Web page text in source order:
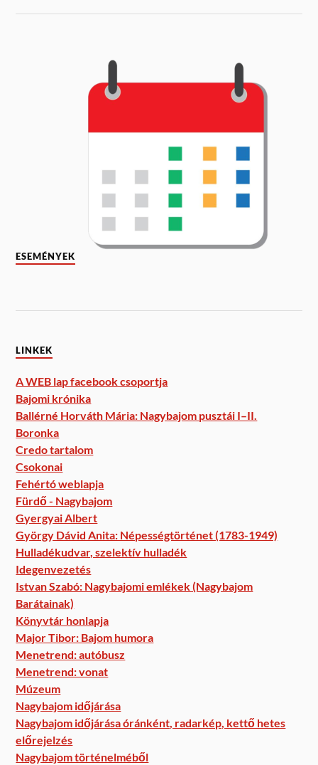
ESEMÉNYEK
LINKEK
A WEB lap facebook csoportja
Bajomi krónika
Ballérné Horváth Mária: Nagybajom pusztái I–II.
Boronka
Credo tartalom
Csokonai
Fehértó weblapja
Fürdő - Nagybajom
Gyergyai Albert
György Dávid Anita: Népességtörténet (1783-1949)
Hulladékudvar, szelektív hulladék
Idegenvezetés
Istvan Szabó: Nagybajomi emlékek (Nagybajom
Barátainak)
Könyvtár honlapja
Major Tibor: Bajom humora
Menetrend: autóbusz
Menetrend: vonat
Múzeum
Nagybajom időjárása
Nagybajom időjárása óránként, radarkép, kettő hetes
előrejelzés
Nagybajom történelméből